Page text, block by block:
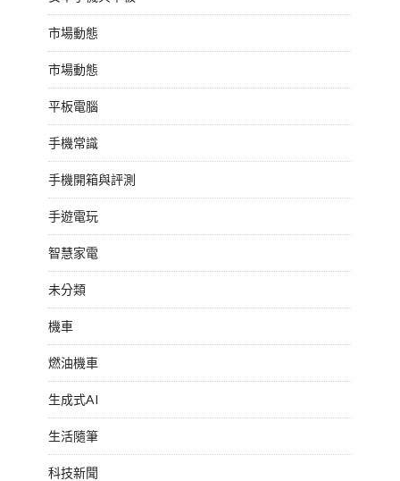
市場動態
市場動態
平板電腦
手機常識
手機開箱與評測
手遊電玩
智慧家電
未分類
機車
燃油機車
生成式AI
生活隨筆
科技新聞